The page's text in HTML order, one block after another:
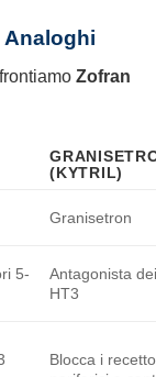
Analoghi
Zofran
(KYTRIL)
Granisetron
5-
Antagonista
HT3
Blocca i